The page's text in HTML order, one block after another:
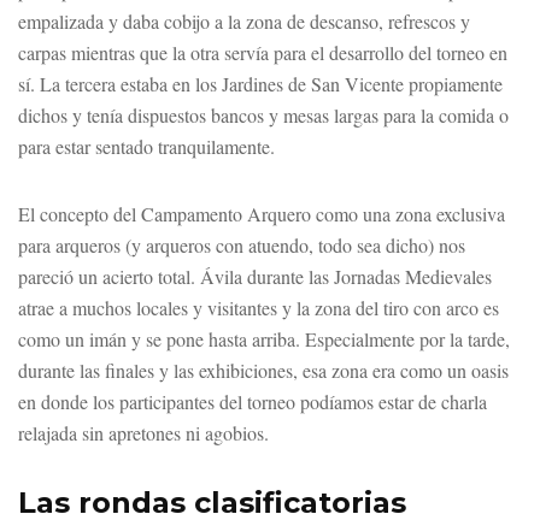
empalizada y daba cobijo a la zona de descanso, refrescos y
carpas mientras que la otra servía para el desarrollo del torneo en
sí. La tercera estaba en los Jardines de San Vicente propiamente
dichos y tenía dispuestos bancos y mesas largas para la comida o
para estar sentado tranquilamente.
El concepto del Campamento Arquero como una zona exclusiva
para arqueros (y arqueros con atuendo, todo sea dicho) nos
pareció un acierto total. Ávila durante las Jornadas Medievales
atrae a muchos locales y visitantes y la zona del tiro con arco es
como un imán y se pone hasta arriba. Especialmente por la tarde,
durante las finales y las exhibiciones, esa zona era como un oasis
en donde los participantes del torneo podíamos estar de charla
relajada sin apretones ni agobios.
Las rondas clasificatorias